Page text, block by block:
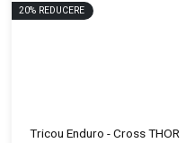
20% REDUCERE
Tricou Enduro - Cross THOR